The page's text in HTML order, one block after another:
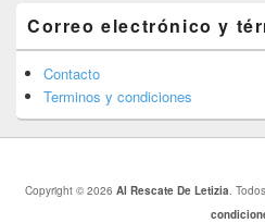
Correo electrónico y
Contacto
Terminos y condiciones
Copyright © 2026 Al Rescate De Letizia .